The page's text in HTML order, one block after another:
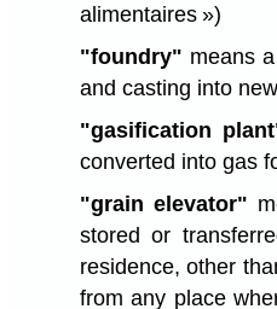
alimentaires »)
"foundry" means
and casting into
"gasification
converted into gas
"grain elevator"
stored or
residence, other
from any place